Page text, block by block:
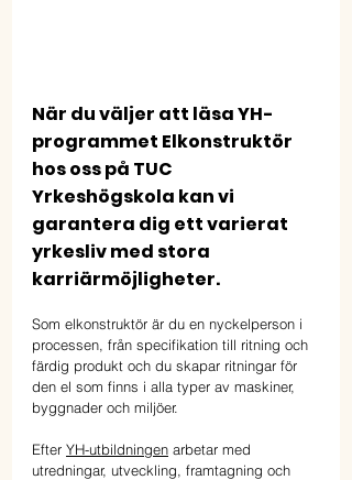
När du väljer att läsa YH-
programmet Elkonstruktör
hos oss på TUC
Yrkeshögskola kan vi
garantera dig ett varierat
yrkesliv med stora
karriärmöjligheter.
Som elkonstruktör är du en nyckelperson i
processen, från specifikation till ritning och
färdig produkt och du skapar ritningar för
den el som finns i alla typer av maskiner,
byggnader och miljöer.
Efter YH-utbildningen arbetar med
utredningar, utveckling, framtagning och